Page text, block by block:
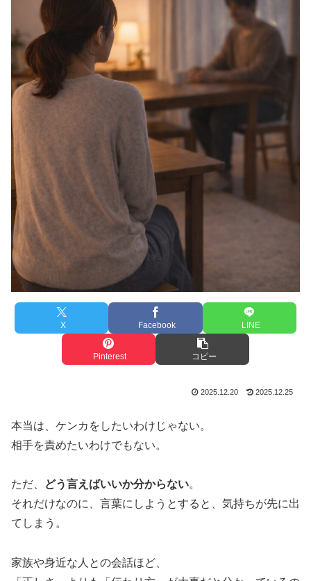
X Facebook LINE
Pinterest コピー
2025.12.20 2025.12.25
本当は、ケンカをしたいわけじゃない。
相手を責めたいわけでもない。
ただ、 どう言えばいいか分からない。
それだけなのに、言葉にしようとすると、気持ちが先に出
てしまう。
家族や身近な人との会話ほど、